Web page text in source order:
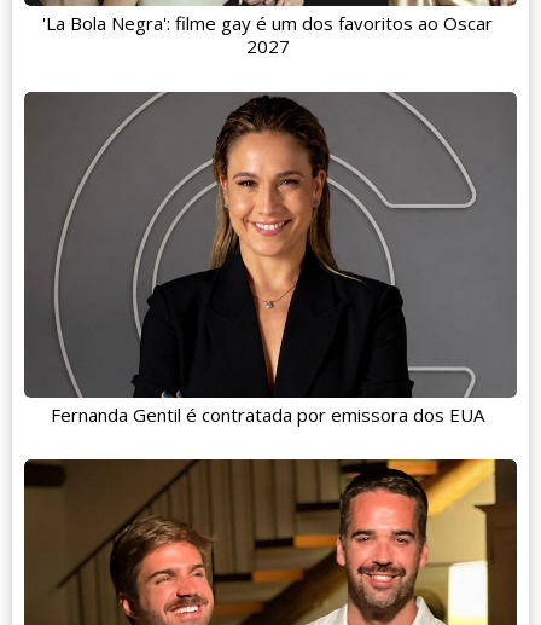
'La Bola Negra': filme gay é um dos favoritos ao Oscar
2027
Fernanda Gentil é contratada por emissora dos EUA